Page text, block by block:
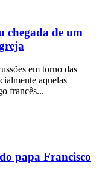
chegada de um
em torno das
aquelas
francês...
papa Francisco